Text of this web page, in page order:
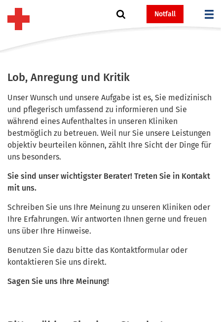
Notfall
Lob, Anregung und Kritik
Unser Wunsch und unsere Aufgabe ist es, Sie medizinisch
und pflegerisch umfassend zu informieren und Sie
während eines Aufenthaltes in unseren Kliniken
bestmöglich zu betreuen. Weil nur Sie unsere Leistungen
objektiv beurteilen können, zählt Ihre Sicht der Dinge für
uns besonders.
Sie sind unser wichtigster Berater! Treten Sie in Kontakt
mit uns.
Schreiben Sie uns Ihre Meinung zu unseren Kliniken oder
Ihre Erfahrungen. Wir antworten Ihnen gerne und freuen
uns über Ihre Hinweise.
Benutzen Sie dazu bitte das Kontaktformular oder
kontaktieren Sie uns direkt.
Sagen Sie uns Ihre Meinung!